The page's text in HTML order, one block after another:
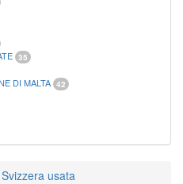
35
DI MALTA 42
Svizzera usata